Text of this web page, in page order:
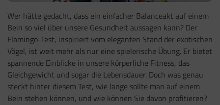
Wer hätte gedacht, dass ein einfacher Balanceakt auf einem
Bein so viel über unsere Gesundheit aussagen kann? Der
Flamingo-Test, inspiriert vom eleganten Stand der exotischen
Vögel, ist weit mehr als nur eine spielerische Übung. Er bietet
spannende Einblicke in unsere körperliche Fitness, das
Gleichgewicht und sogar die Lebensdauer. Doch was genau
steckt hinter diesem Test, wie lange sollte man auf einem
Bein stehen können, und wie können Sie davon profitieren?